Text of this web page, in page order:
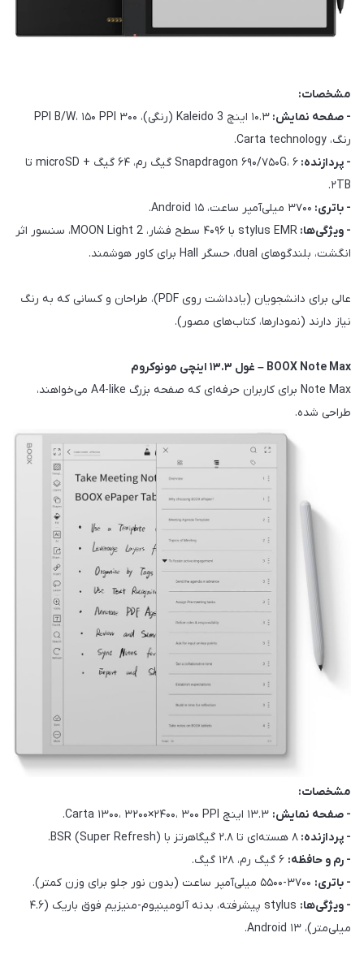
مشخصات:
- صفحه نمایش:
۱۰.۳ اینچ Kaleido 3 (رنگی)، ۳۰۰ PPI B/W، ۱۵۰ PPI
رنگ، Carta technology.
- پردازنده:
Snapdragon ۶۹۰/۷۵۰G، ۶ گیگ رم، ۶۴ گیگ + microSD تا
۲TB.
- باتری: ۳۷۰۰ میلی‌آمپر ساعت، Android ۱۵.
- ویژگی‌ها:
stylus EMR با ۴۰۹۶ سطح فشار، MOON Light 2، سنسور اثر
انگشت، بلندگوهای dual، حسگر Hall برای کاور هوشمند.
عالی برای دانشجویان (یادداشت روی PDF)، طراحان و کسانی که به رنگ
نیاز دارند (نمودارها، کتاب‌های مصور).
BOOX Note Max – غول ۱۳.۳ اینچی مونوکروم
Note Max برای کاربران حرفه‌ای که صفحه بزرگ A4-like می‌خواهند،
طراحی شده.
مشخصات:
- صفحه نمایش:
- پردازنده: ۸ هسته‌ای تا ۲.۸ گیگاهرتز با BSR (Super Refresh).
- رم و حافظه:
- باتری:
- ویژگی‌ها:
stylus پیشرفته، بدنه آلومینیوم-منیزیم فوق باریک (۴.۶
میلی‌متر)، Android ۱۳.